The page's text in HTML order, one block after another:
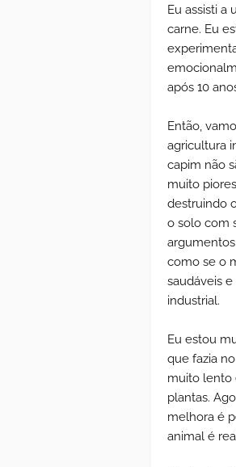
Eu assisti a
carne. Eu
após 10
Então,
agricultura
capim não
muito
destruindo
o solo com
como se o
saudáveis
industrial.
Eu estou
que fazia
muito lento
plantas.
melhora é
animal é